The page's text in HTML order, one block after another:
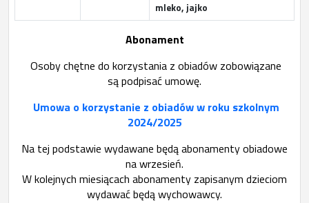
mleko, jajko
Abonament
Osoby chętne do korzystania z obiadów zobowiązane
są podpisać umowę.
Umowa o korzystanie z obiadów w roku szkolnym
2024/2025
Na tej podstawie wydawane będą abonamenty obiadowe
na wrzesień.
W kolejnych miesiącach abonamenty zapisanym dzieciom
wydawać będą wychowawcy.